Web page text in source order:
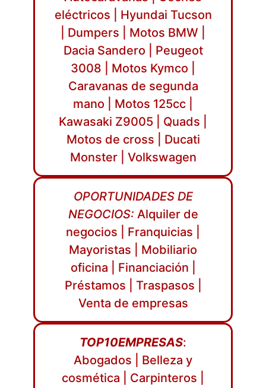
eléctricos | Hyundai Tucson
| Dumpers | Motos BMW |
Dacia Sandero | Peugeot
3008 | Motos Kymco |
Caravanas de segunda
mano | Motos 125cc |
Kawasaki Z9005 | Quads |
Motos de cross | Ducati
Monster | Volkswagen
OPORTUNIDADES DE
NEGOCIOS: Alquiler de
negocios | Franquicias |
Mayoristas | Mobiliario
oficina | Financiación |
Préstamos | Traspasos |
Venta de empresas
TOP10EMPRESAS:
Abogados | Belleza y
cosmética | Carpinteros |